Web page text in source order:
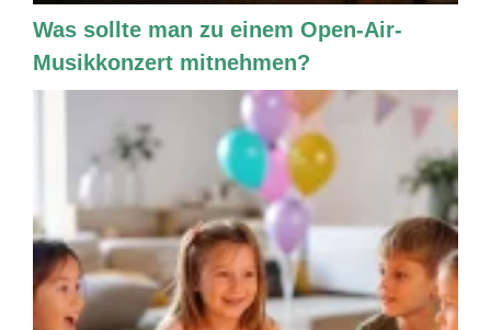
Was sollte man zu einem Open-Air-
Musikkonzert mitnehmen?